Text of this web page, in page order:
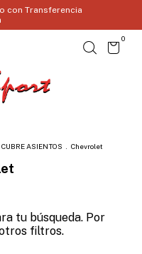
con Transferencia
0
ASIENTOS Chevrolet
tu búsqueda. Por
filtros.